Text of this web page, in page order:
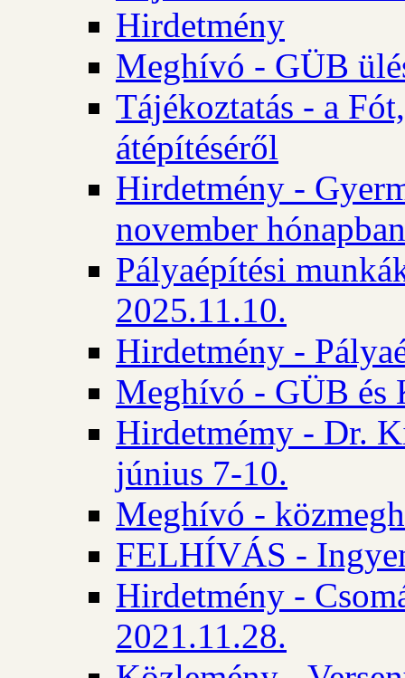
Hirdetmény
Meghívó - GÜB
Tájékoztatás - a
átépítéséről
Hirdetmény -
november hónapban
Pályaépítési
2025.11.10.
Hirdetmény -
Meghívó - GÜB és
Hirdetmémy - Dr.
június 7-10.
Meghívó -
FELHÍVÁS -
Hirdetmény -
2021.11.28.